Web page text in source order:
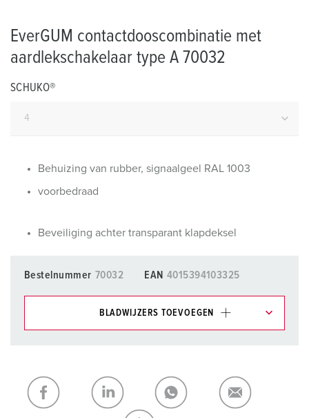
EverGUM contactdooscombinatie met
aardlekschakelaar type A 70032
SCHUKO®
Behuizing van rubber, signaalgeel RAL 1003
voorbedraad
Beveiliging achter transparant klapdeksel
Bestelnummer 70032 EAN 4015394103325
BLADWIJZERS TOEVOEGEN
Mijn lijst TOEVOEGEN
NIEUW LIJST MAKEN